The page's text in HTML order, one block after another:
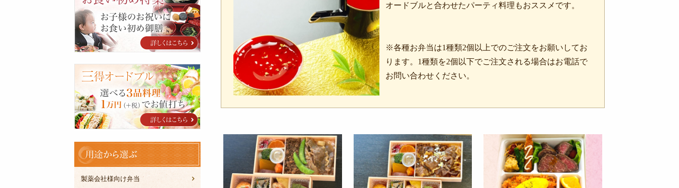
オードブルと合わせたパーティ料理もおススメです。
※各種お弁当は1種類2個以上でのご注文をお願いしてお
ります。1種類を2個以下でご注文される場合はお電話で
お問い合わせください。
い
初
め
特
集
得
オ
ー
ド
ブ
ル
用
途
か
ら製薬会社様向け弁当